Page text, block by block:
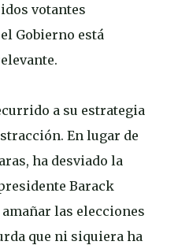
votantes
Gobierno está
a su estrategia
En lugar de
ha desviado la
Barack
las elecciones
que ni siquiera ha